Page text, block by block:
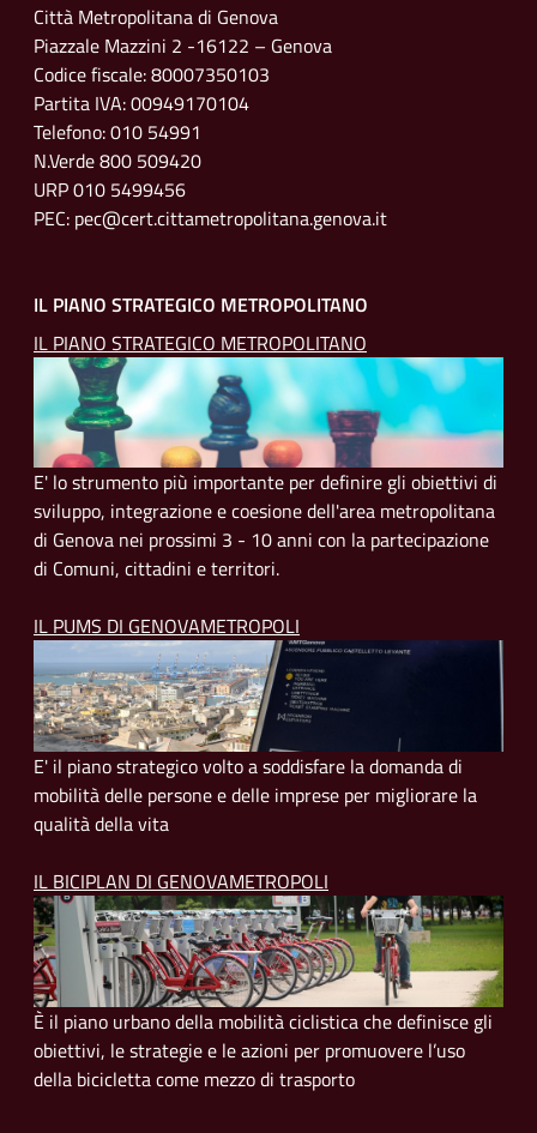
Città Metropolitana di Genova
Piazzale Mazzini 2 -16122 – Genova
Codice fiscale: 80007350103
Partita IVA: 00949170104
Telefono: 010 54991
N.Verde 800 509420
URP 010 5499456
PEC: pec@cert.cittametropolitana.genova.it
IL PIANO STRATEGICO METROPOLITANO
IL PIANO STRATEGICO METROPOLITANO
E' lo strumento più importante per definire gli obiettivi di
sviluppo, integrazione e coesione dell'area metropolitana
di Genova nei prossimi 3 - 10 anni con la partecipazione
di Comuni, cittadini e territori.
IL PUMS DI GENOVAMETROPOLI
E' il piano strategico volto a soddisfare la domanda di
mobilità delle persone e delle imprese per migliorare la
qualità della vita
IL BICIPLAN DI GENOVAMETROPOLI
È il piano urbano della mobilità ciclistica che definisce gli
obiettivi, le strategie e le azioni per promuovere l’uso
della bicicletta come mezzo di trasporto